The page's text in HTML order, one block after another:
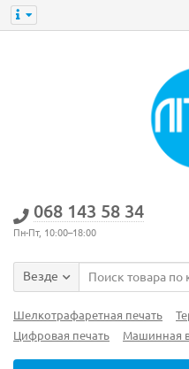
‎068 143 58 34
Пн-Пт, 10:00–18:00
Везде
Шелкотрафаретная печать
Цифровая печать
Машинная